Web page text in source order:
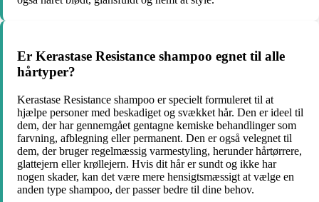
Er Kerastase Resistance shampoo egnet til alle
hårtyper?
Kerastase Resistance shampoo er specielt formuleret til at
hjælpe personer med beskadiget og svækket hår. Den er ideel til
dem, der har gennemgået gentagne kemiske behandlinger som
farvning, afblegning eller permanent. Den er også velegnet til
dem, der bruger regelmæssig varmestyling, herunder hårtørrere,
glattejern eller krøllejern. Hvis dit hår er sundt og ikke har
nogen skader, kan det være mere hensigtsmæssigt at vælge en
anden type shampoo, der passer bedre til dine behov.